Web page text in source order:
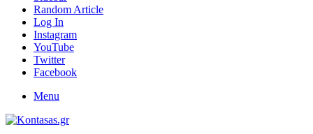
Random Article
Log In
Instagram
YouTube
Twitter
Facebook
Menu